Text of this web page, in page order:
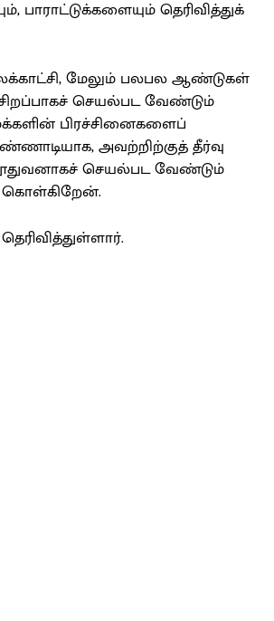
பாராட்டுக்களையும் தெரிவித்துக்
மேலும் பலபல ஆண்டுகள்
செயல்பட வேண்டும்
பிரச்சினைகளைப்
அவற்றிற்குத் தீர்வு
செயல்பட வேண்டும்
கொள்கிறேன்.